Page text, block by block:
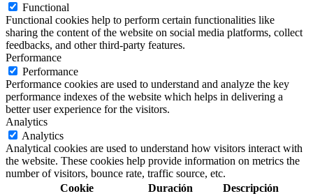
Functional
Functional cookies help to perform certain functionalities like
sharing the content of the website on social media platforms, collect
feedbacks, and other third-party features.
Performance
Performance
Performance cookies are used to understand and analyze the key
performance indexes of the website which helps in delivering a
better user experience for the visitors.
Analytics
Analytics
Analytical cookies are used to understand how visitors interact with
the website. These cookies help provide information on metrics the
number of visitors, bounce rate, traffic source, etc.
Cookie
Duración Descripción